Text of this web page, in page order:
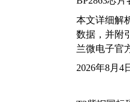
本文详细解
数据，并附
兰微电子官
2026年8月4